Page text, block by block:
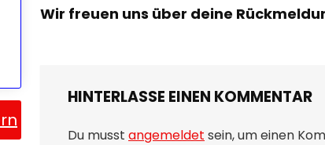
Wir freuen uns über deine
HINTERLASSE EINEN KOMMENTAR
Du musst angemeldet sein, um einen